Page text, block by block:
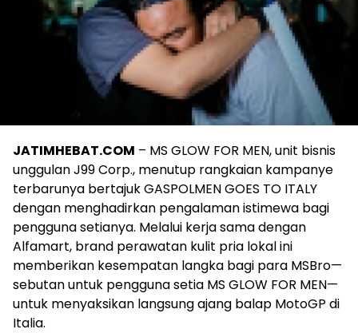
JATIMHEBAT.COM – MS GLOW FOR MEN, unit bisnis
unggulan J99 Corp., menutup rangkaian kampanye
terbarunya bertajuk GASPOLMEN GOES TO ITALY
dengan menghadirkan pengalaman istimewa bagi
pengguna setianya. Melalui kerja sama dengan
Alfamart, brand perawatan kulit pria lokal ini
memberikan kesempatan langka bagi para MSBro—
sebutan untuk pengguna setia MS GLOW FOR MEN—
untuk menyaksikan langsung ajang balap MotoGP di
Italia.